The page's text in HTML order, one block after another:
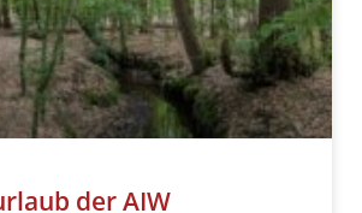
der AIW